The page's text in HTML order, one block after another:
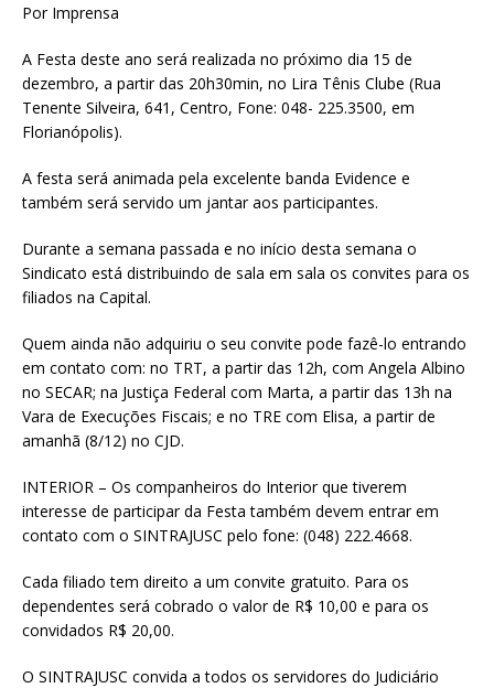
Por Imprensa
A Festa deste ano será realizada no próximo dia 15 de
dezembro, a partir das 20h30min, no Lira Tênis Clube (Rua
Tenente Silveira, 641, Centro, Fone: 048- 225.3500, em
Florianópolis).
A festa será animada pela excelente banda Evidence e
também será servido um jantar aos participantes.
Durante a semana passada e no início desta semana o
Sindicato está distribuindo de sala em sala os convites para os
filiados na Capital.
Quem ainda não adquiriu o seu convite pode fazê-lo entrando
em contato com: no TRT, a partir das 12h, com Angela Albino
no SECAR; na Justiça Federal com Marta, a partir das 13h na
Vara de Execuções Fiscais; e no TRE com Elisa, a partir de
amanhã (8/12) no CJD.
INTERIOR – Os companheiros do Interior que tiverem
interesse de participar da Festa também devem entrar em
contato com o SINTRAJUSC pelo fone: (048) 222.4668.
Cada filiado tem direito a um convite gratuito. Para os
dependentes será cobrado o valor de R$ 10,00 e para os
convidados R$ 20,00.
O SINTRAJUSC convida a todos os servidores do Judiciário